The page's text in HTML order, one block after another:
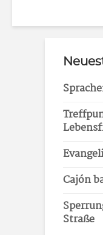
Cajón
Straße